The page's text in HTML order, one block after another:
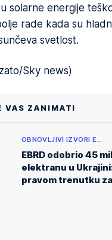
solarne energije
rade kada su
svetlost.
Sky news)
VAS ZANIMATI
OBNOVLJIVI IZVORI E…
EBRD odobrio 45
elektranu u
pravom trenutku